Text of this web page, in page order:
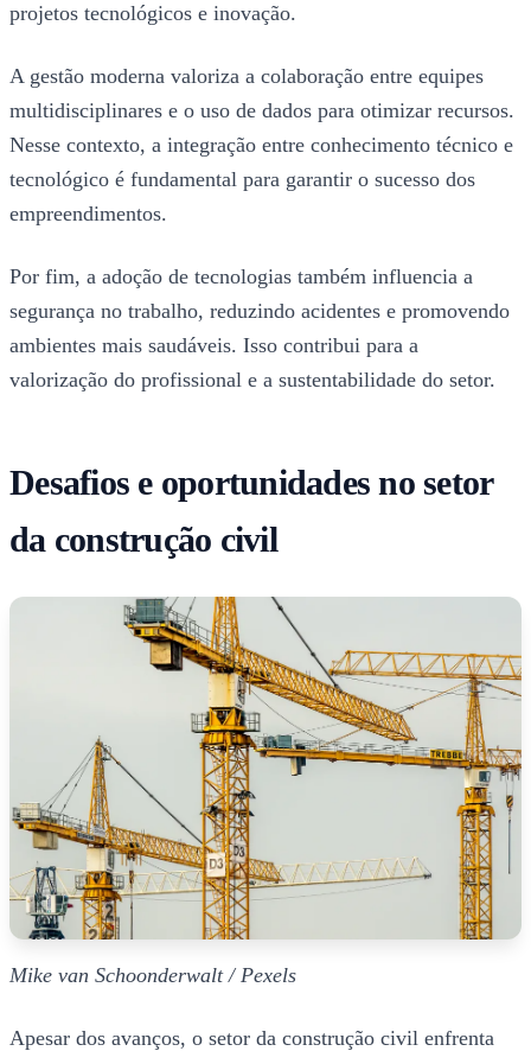
projetos tecnológicos e inovação.
A gestão moderna valoriza a colaboração entre equipes
multidisciplinares e o uso de dados para otimizar recursos.
Nesse contexto, a integração entre conhecimento técnico e
tecnológico é fundamental para garantir o sucesso dos
empreendimentos.
Por fim, a adoção de tecnologias também influencia a
segurança no trabalho, reduzindo acidentes e promovendo
ambientes mais saudáveis. Isso contribui para a
valorização do profissional e a sustentabilidade do setor.
Desafios e oportunidades no setor
da construção civil
Mike van Schoonderwalt / Pexels
Apesar dos avanços, o setor da construção civil enfrenta